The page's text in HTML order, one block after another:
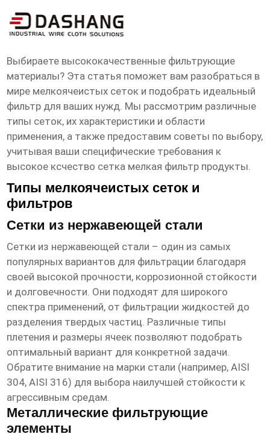
высокое ксчество сетка мелкая
фильтр продукты
Выбираете высококачественные фильтрующие
материалы? Эта статья поможет вам разобраться в
мире мелкоячеистых сеток и подобрать идеальный
фильтр для ваших нужд. Мы рассмотрим различные
типы сеток, их характеристики и области
применения, а также предоставим советы по выбору,
учитывая ваши специфические требования к
высокое ксчество сетка мелкая фильтр продукты.
Типы мелкоячеистых сеток и
фильтров
Сетки из нержавеющей стали
Сетки из нержавеющей стали – один из самых
популярных вариантов для фильтрации благодаря
своей высокой прочности, коррозионной стойкости
и долговечности. Они подходят для широкого
спектра применений, от фильтрации жидкостей до
разделения твердых частиц. Различные типы
плетения и размеры ячеек позволяют подобрать
оптимальный вариант для конкретной задачи.
Обратите внимание на марки стали (например, AISI
304, AISI 316) для выбора наилучшей стойкости к
агрессивным средам.
Металлические фильтрующие
элементы